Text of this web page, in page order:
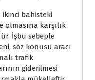
bahisteki
olmasına karşılık
İşbu sebeple
söz konusu aracı
trafik
giderilmesi